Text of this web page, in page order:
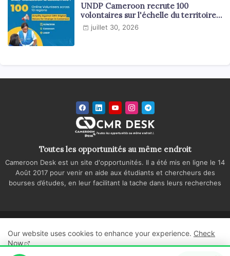
UNDP Cameroon recrute 100
volontaires sur l'échelle du territoire
national
juillet 30, 2026
Toutes les opportunités au même endroit
Cameroon Desk est un site d'opportunités. Il a été mis en ligne le 14
Août 2017 pour venir en aide aux étudiants et chercheurs des
bourses d’études, en leur facilitant la tache dans leurs recherches
Politique de confidentialité
Regie publicitaire
Our website uses cookies to enhance your experience. Check
Now